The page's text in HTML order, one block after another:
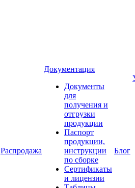
Распродажа
Документация
Документы
для
получения и
отгрузки
продукции
Паспорт
продукции,
инструкции
по сборке
Сертификаты
и лицензии
Блог